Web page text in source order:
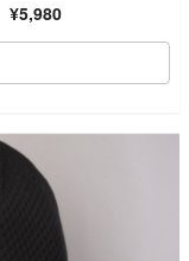
¥5,980
SOLD OUT